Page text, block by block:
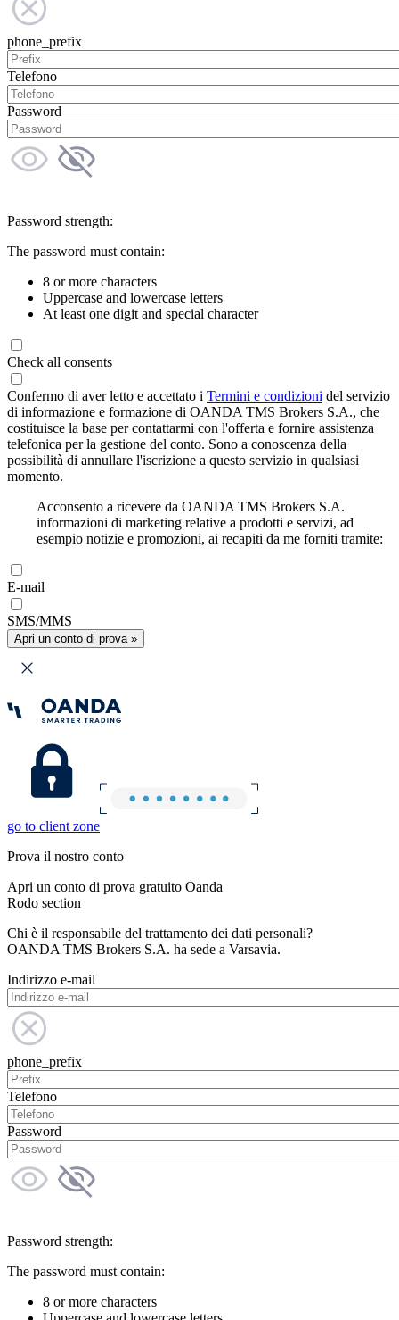
phone_prefix
Telefono
Password
Password strength:
The password must contain:
8 or more characters
Uppercase and lowercase letters
At least one digit and special character
Check all consents
Confermo di aver letto e accettato i Termini e condizioni del servizio
di informazione e formazione di OANDA TMS Brokers S.A., che
costituisce la base per contattarmi con l'offerta e fornire assistenza
telefonica per la gestione del conto. Sono a conoscenza della
possibilità di annullare l'iscrizione a questo servizio in qualsiasi
momento.
Acconsento a ricevere da OANDA TMS Brokers S.A.
informazioni di marketing relative a prodotti e servizi, ad
esempio notizie e promozioni, ai recapiti da me forniti tramite:
E-mail
SMS/MMS
Apri un conto di prova »
go to client zone
Prova il nostro conto
Apri un conto di prova gratuito Oanda
Rodo section
Chi è il responsabile del trattamento dei dati personali?
OANDA TMS Brokers S.A. ha sede a Varsavia.
Indirizzo e-mail
phone_prefix
Telefono
Password
Password strength:
The password must contain:
8 or more characters